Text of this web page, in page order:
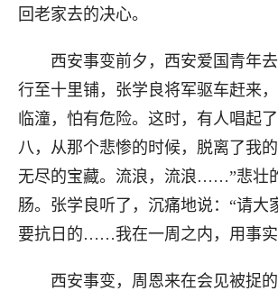
回老家去的决心。
西安事变前夕，西安爱国青年去
行至十里铺，张学良将军驱车赶来
临潼，怕有危险。这时，有人唱起
八，从那个悲惨的时候，脱离了我
无尽的宝藏。流浪，流浪……”悲壮
肠。张学良听了，沉痛地说：“请大
要抗日的……我在一周之内，用事实
西安事变，周恩来在会见被捉的